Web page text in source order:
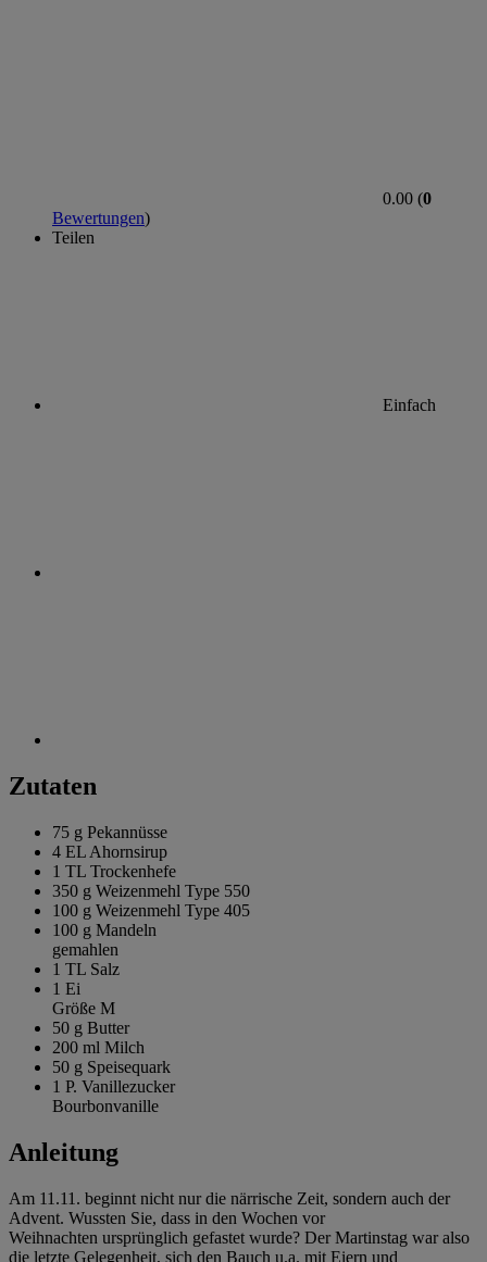
0.00 (0
Bewertungen)
Teilen
Einfach
Zutaten
75 g Pekannüsse
4 EL Ahornsirup
1 TL Trockenhefe
350 g Weizenmehl Type 550
100 g Weizenmehl Type 405
100 g Mandeln
gemahlen
1 TL Salz
1 Ei
Größe M
50 g Butter
200 ml Milch
50 g Speisequark
1 P. Vanillezucker
Bourbonvanille
Anleitung
Am 11.11. beginnt nicht nur die närrische Zeit, sondern auch der
Advent. Wussten Sie, dass in den Wochen vor
Weihnachten ursprünglich gefastet wurde? Der Martinstag war also
die letzte Gelegenheit, sich den Bauch u.a. mit Eiern und